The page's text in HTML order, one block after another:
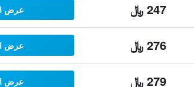
247 ﷼ عرض
276 ﷼ عرض
279 ﷼ عرض